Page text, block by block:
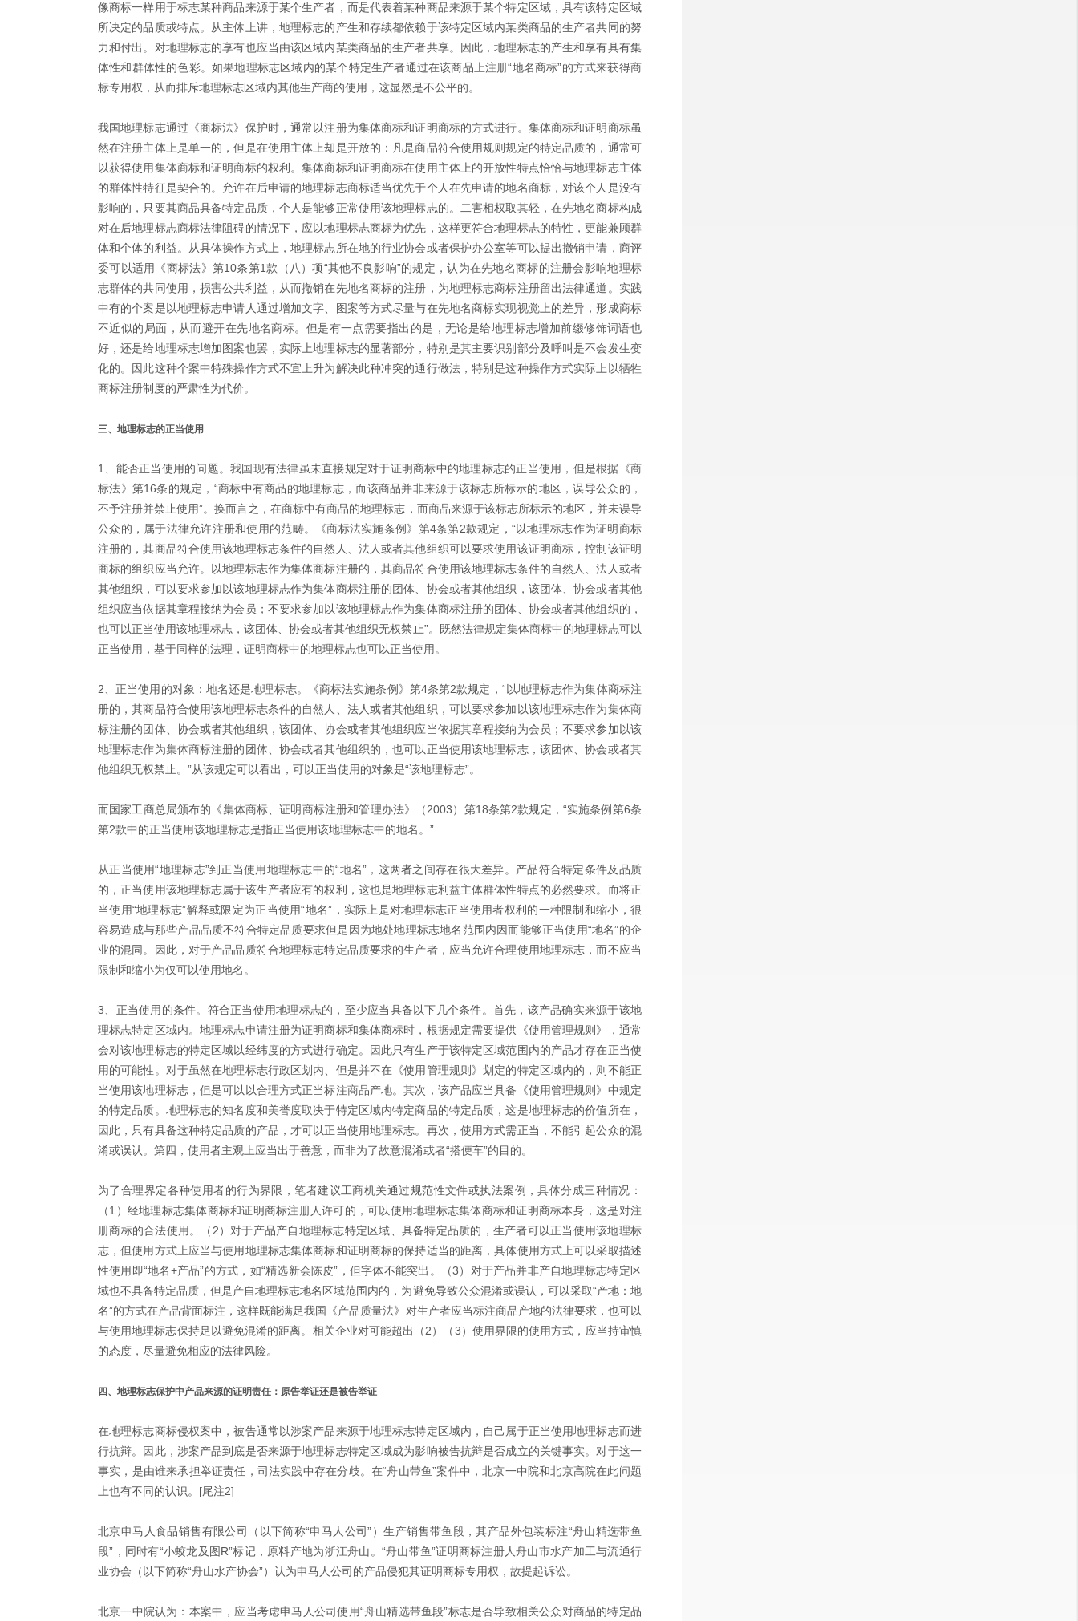
像商标一样用于标志某种商品来源于某个生产者，而是代表着某种商品来源于某个特定区域，具有该特定区域
所决定的品质或特点。从主体上讲，地理标志的产生和存续都依赖于该特定区域内某类商品的生产者共同的努
力和付出。对地理标志的享有也应当由该区域内某类商品的生产者共享。因此，地理标志的产生和享有具有集
体性和群体性的色彩。如果地理标志区域内的某个特定生产者通过在该商品上注册“地名商标”的方式来获得商
标专用权，从而排斥地理标志区域内其他生产商的使用，这显然是不公平的。
我国地理标志通过《商标法》保护时，通常以注册为集体商标和证明商标的方式进行。集体商标和证明商标虽
然在注册主体上是单一的，但是在使用主体上却是开放的：凡是商品符合使用规则规定的特定品质的，通常可
以获得使用集体商标和证明商标的权利。集体商标和证明商标在使用主体上的开放性特点恰恰与地理标志主体
的群体性特征是契合的。允许在后申请的地理标志商标适当优先于个人在先申请的地名商标，对该个人是没有
影响的，只要其商品具备特定品质，个人是能够正常使用该地理标志的。二害相权取其轻，在先地名商标构成
对在后地理标志商标法律阻碍的情况下，应以地理标志商标为优先，这样更符合地理标志的特性，更能兼顾群
体和个体的利益。从具体操作方式上，地理标志所在地的行业协会或者保护办公室等可以提出撤销申请，商评
委可以适用《商标法》第10条第1款（八）项“其他不良影响”的规定，认为在先地名商标的注册会影响地理标
志群体的共同使用，损害公共利益，从而撤销在先地名商标的注册，为地理标志商标注册留出法律通道。实践
中有的个案是以地理标志申请人通过增加文字、图案等方式尽量与在先地名商标实现视觉上的差异，形成商标
不近似的局面，从而避开在先地名商标。但是有一点需要指出的是，无论是给地理标志增加前缀修饰词语也
好，还是给地理标志增加图案也罢，实际上地理标志的显著部分，特别是其主要识别部分及呼叫是不会发生变
化的。因此这种个案中特殊操作方式不宜上升为解决此种冲突的通行做法，特别是这种操作方式实际上以牺牲
商标注册制度的严肃性为代价。
三、地理标志的正当使用
1、能否正当使用的问题。我国现有法律虽未直接规定对于证明商标中的地理标志的正当使用，但是根据《商
标法》第16条的规定，“商标中有商品的地理标志，而该商品并非来源于该标志所标示的地区，误导公众的，
不予注册并禁止使用”。换而言之，在商标中有商品的地理标志，而商品来源于该标志所标示的地区，并未误导
公众的，属于法律允许注册和使用的范畴。《商标法实施条例》第4条第2款规定，“以地理标志作为证明商标
注册的，其商品符合使用该地理标志条件的自然人、法人或者其他组织可以要求使用该证明商标，控制该证明
商标的组织应当允许。以地理标志作为集体商标注册的，其商品符合使用该地理标志条件的自然人、法人或者
其他组织，可以要求参加以该地理标志作为集体商标注册的团体、协会或者其他组织，该团体、协会或者其他
组织应当依据其章程接纳为会员；不要求参加以该地理标志作为集体商标注册的团体、协会或者其他组织的，
也可以正当使用该地理标志，该团体、协会或者其他组织无权禁止”。既然法律规定集体商标中的地理标志可以
正当使用，基于同样的法理，证明商标中的地理标志也可以正当使用。
2、正当使用的对象：地名还是地理标志。《商标法实施条例》第4条第2款规定，“以地理标志作为集体商标注
册的，其商品符合使用该地理标志条件的自然人、法人或者其他组织，可以要求参加以该地理标志作为集体商
标注册的团体、协会或者其他组织，该团体、协会或者其他组织应当依据其章程接纳为会员；不要求参加以该
地理标志作为集体商标注册的团体、协会或者其他组织的，也可以正当使用该地理标志，该团体、协会或者其
他组织无权禁止。”从该规定可以看出，可以正当使用的对象是“该地理标志”。
而国家工商总局颁布的《集体商标、证明商标注册和管理办法》（2003）第18条第2款规定，“实施条例第6条
第2款中的正当使用该地理标志是指正当使用该地理标志中的地名。”
从正当使用“地理标志”到正当使用地理标志中的“地名”，这两者之间存在很大差异。产品符合特定条件及品质
的，正当使用该地理标志属于该生产者应有的权利，这也是地理标志利益主体群体性特点的必然要求。而将正
当使用“地理标志”解释或限定为正当使用“地名”，实际上是对地理标志正当使用者权利的一种限制和缩小，很
容易造成与那些产品品质不符合特定品质要求但是因为地处地理标志地名范围内因而能够正当使用“地名”的企
业的混同。因此，对于产品品质符合地理标志特定品质要求的生产者，应当允许合理使用地理标志，而不应当
限制和缩小为仅可以使用地名。
3、正当使用的条件。符合正当使用地理标志的，至少应当具备以下几个条件。首先，该产品确实来源于该地
理标志特定区域内。地理标志申请注册为证明商标和集体商标时，根据规定需要提供《使用管理规则》，通常
会对该地理标志的特定区域以经纬度的方式进行确定。因此只有生产于该特定区域范围内的产品才存在正当使
用的可能性。对于虽然在地理标志行政区划内、但是并不在《使用管理规则》划定的特定区域内的，则不能正
当使用该地理标志，但是可以以合理方式正当标注商品产地。其次，该产品应当具备《使用管理规则》中规定
的特定品质。地理标志的知名度和美誉度取决于特定区域内特定商品的特定品质，这是地理标志的价值所在，
因此，只有具备这种特定品质的产品，才可以正当使用地理标志。再次，使用方式需正当，不能引起公众的混
淆或误认。第四，使用者主观上应当出于善意，而非为了故意混淆或者“搭便车”的目的。
为了合理界定各种使用者的行为界限，笔者建议工商机关通过规范性文件或执法案例，具体分成三种情况：
（1）经地理标志集体商标和证明商标注册人许可的，可以使用地理标志集体商标和证明商标本身，这是对注
册商标的合法使用。（2）对于产品产自地理标志特定区域、具备特定品质的，生产者可以正当使用该地理标
志，但使用方式上应当与使用地理标志集体商标和证明商标的保持适当的距离，具体使用方式上可以采取描述
性使用即“地名+产品”的方式，如“精选新会陈皮”，但字体不能突出。（3）对于产品并非产自地理标志特定区
域也不具备特定品质，但是产自地理标志地名区域范围内的，为避免导致公众混淆或误认，可以采取“产地：地
名”的方式在产品背面标注，这样既能满足我国《产品质量法》对生产者应当标注商品产地的法律要求，也可以
与使用地理标志保持足以避免混淆的距离。相关企业对可能超出（2）（3）使用界限的使用方式，应当持审慎
的态度，尽量避免相应的法律风险。
四、地理标志保护中产品来源的证明责任：原告举证还是被告举证
在地理标志商标侵权案中，被告通常以涉案产品来源于地理标志特定区域内，自己属于正当使用地理标志而进
行抗辩。因此，涉案产品到底是否来源于地理标志特定区域成为影响被告抗辩是否成立的关键事实。对于这一
事实，是由谁来承担举证责任，司法实践中存在分歧。在“舟山带鱼”案件中，北京一中院和北京高院在此问题
上也有不同的认识。[尾注2]
北京申马人食品销售有限公司（以下简称“申马人公司”）生产销售带鱼段，其产品外包装标注“舟山精选带鱼
段”，同时有“小蛟龙及图R”标记，原料产地为浙江舟山。“舟山带鱼”证明商标注册人舟山市水产加工与流通行
业协会（以下简称“舟山水产协会”）认为申马人公司的产品侵犯其证明商标专用权，故提起诉讼。
北京一中院认为：本案中，应当考虑申马人公司使用“舟山精选带鱼段”标志是否导致相关公众对商品的特定品